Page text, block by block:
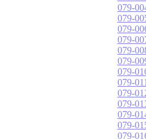
079-
079-
079-
079-
079-
079-
079-
079-011
079-
079-
079-
079-
079-